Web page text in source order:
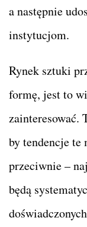
a następnie
instytucjom.
Rynek sztuki
formę, jest to
zainteresować.
by tendencje te
przeciwnie –
będą